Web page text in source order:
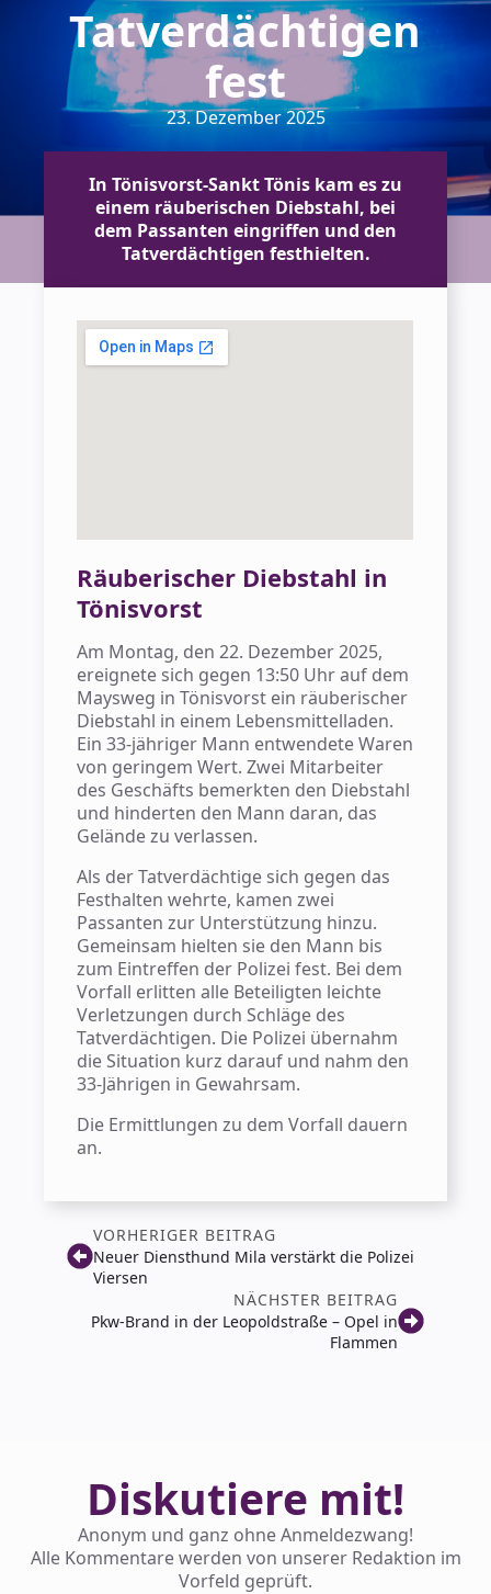
Tatverdächtigen
fest
23. Dezember 2025
In Tönisvorst-Sankt Tönis kam es zu
einem räuberischen Diebstahl, bei
dem Passanten eingriffen und den
Tatverdächtigen festhielten.
Räuberischer Diebstahl in
Tönisvorst
Am Montag, den 22. Dezember 2025,
ereignete sich gegen 13:50 Uhr auf dem
Maysweg in Tönisvorst ein räuberischer
Diebstahl in einem Lebensmittelladen.
Ein 33-jähriger Mann entwendete Waren
von geringem Wert. Zwei Mitarbeiter
des Geschäfts bemerkten den Diebstahl
und hinderten den Mann daran, das
Gelände zu verlassen.
Als der Tatverdächtige sich gegen das
Festhalten wehrte, kamen zwei
Passanten zur Unterstützung hinzu.
Gemeinsam hielten sie den Mann bis
zum Eintreffen der Polizei fest. Bei dem
Vorfall erlitten alle Beteiligten leichte
Verletzungen durch Schläge des
Tatverdächtigen. Die Polizei übernahm
die Situation kurz darauf und nahm den
33-Jährigen in Gewahrsam.
Die Ermittlungen zu dem Vorfall dauern
an.
VORHERIGER BEITRAG
Neuer Diensthund Mila verstärkt die Polizei
Viersen
NÄCHSTER BEITRAG
Pkw-Brand in der Leopoldstraße – Opel in
Flammen
Diskutiere mit!
Anonym und ganz ohne Anmeldezwang!
Alle Kommentare werden von unserer Redaktion im
Vorfeld geprüft.